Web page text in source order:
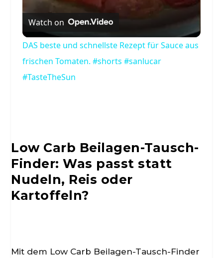
Watch on
DAS beste und schnellste Rezept für Sauce aus
frischen Tomaten. #shorts #sanlucar
#TasteTheSun
Low Carb Beilagen-Tausch-
Finder: Was passt statt
Nudeln, Reis oder
Kartoffeln?
Mit dem Low Carb Beilagen-Tausch-Finder